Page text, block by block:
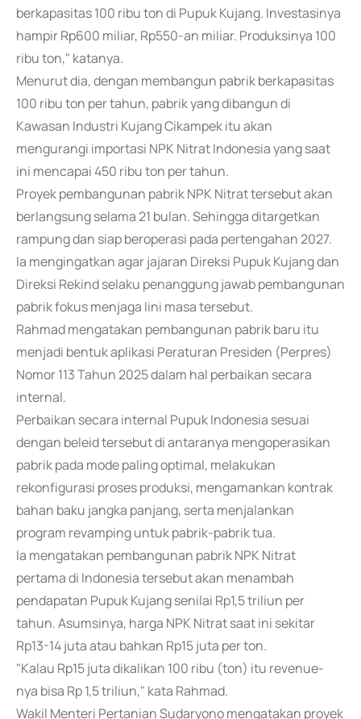
berkapasitas 100 ribu ton di Pupuk Kujang. Investasinya
hampir Rp600 miliar, Rp550-an miliar. Produksinya 100
ribu ton," katanya.
Menurut dia, dengan membangun pabrik berkapasitas
100 ribu ton per tahun, pabrik yang dibangun di
Kawasan Industri Kujang Cikampek itu akan
mengurangi importasi NPK Nitrat Indonesia yang saat
ini mencapai 450 ribu ton per tahun.
Proyek pembangunan pabrik NPK Nitrat tersebut akan
berlangsung selama 21 bulan. Sehingga ditargetkan
rampung dan siap beroperasi pada pertengahan 2027.
Ia mengingatkan agar jajaran Direksi Pupuk Kujang dan
Direksi Rekind selaku penanggung jawab pembangunan
pabrik fokus menjaga lini masa tersebut.
Rahmad mengatakan pembangunan pabrik baru itu
menjadi bentuk aplikasi Peraturan Presiden (Perpres)
Nomor 113 Tahun 2025 dalam hal perbaikan secara
internal.
Perbaikan secara internal Pupuk Indonesia sesuai
dengan beleid tersebut di antaranya mengoperasikan
pabrik pada mode paling optimal, melakukan
rekonfigurasi proses produksi, mengamankan kontrak
bahan baku jangka panjang, serta menjalankan
program revamping untuk pabrik-pabrik tua.
Ia mengatakan pembangunan pabrik NPK Nitrat
pertama di Indonesia tersebut akan menambah
pendapatan Pupuk Kujang senilai Rp1,5 triliun per
tahun. Asumsinya, harga NPK Nitrat saat ini sekitar
Rp13-14 juta atau bahkan Rp15 juta per ton.
"Kalau Rp15 juta dikalikan 100 ribu (ton) itu revenue-
nya bisa Rp 1,5 triliun," kata Rahmad.
Wakil Menteri Pertanian Sudaryono mengatakan proyek